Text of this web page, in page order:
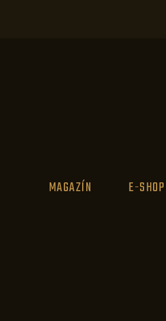
MAGAZÍN E-SHOP